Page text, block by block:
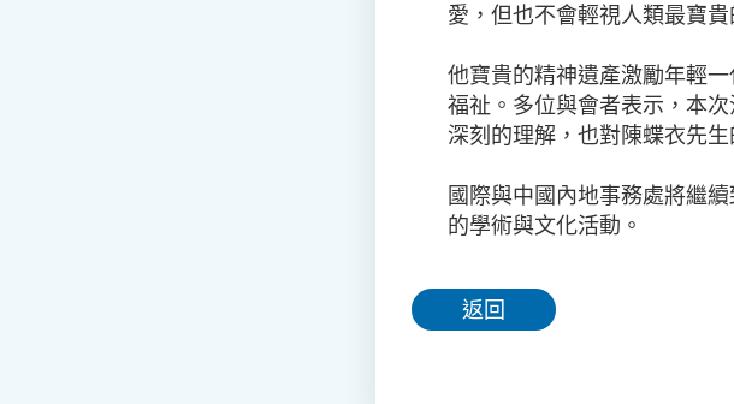
愛，但也不會輕視人類最寶貴
他寶貴的精神遺產激勵年輕
福祉。多位與會者表示，本
深刻的理解，也對陳蝶衣先
國際與中國內地事務處將繼
的學術與文化活動。
返回